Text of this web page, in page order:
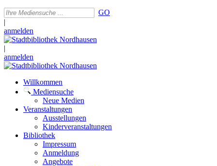
GO
|
anmelden
|
anmelden
Willkommen
Mediensuche
Neue Medien
Veranstaltungen
Ausstellungen
Kinderveranstaltungen
Bibliothek
Impressum
Anmeldung
Angebote